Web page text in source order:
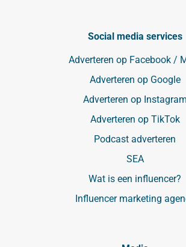
Social media services
Adverteren op Facebook /
Adverteren op Google
Adverteren op Instagram
Adverteren op TikTok
Podcast adverteren
SEA
Wat is een influencer?
Influencer marketing